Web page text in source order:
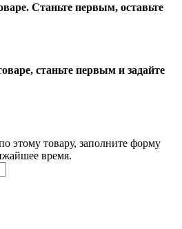
Станьте первым, оставьте
станьте первым и задайте
этому товару, заполните форму
время.